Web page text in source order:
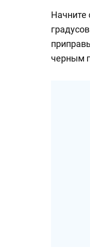
Начните
черным